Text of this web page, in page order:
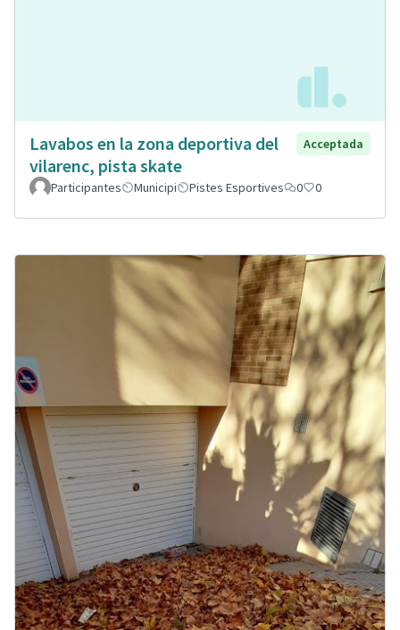
Lavabos en la zona deportiva del
vilarenc, pista skate
Acceptada
Participantes Municipi Pistes Esportives 0 0